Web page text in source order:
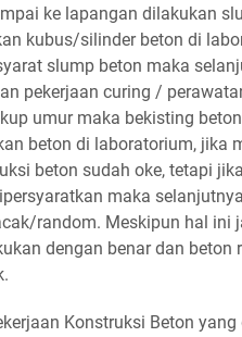
ke lapangan dilakukan
kubus/silinder beton di
slump beton maka
pekerjaan curing /
umur maka bekisting
beton di laboratorium, jika
beton sudah oke, tetapi
maka
random. Meskipun hal ini
dengan benar dan
Konstruksi Beton